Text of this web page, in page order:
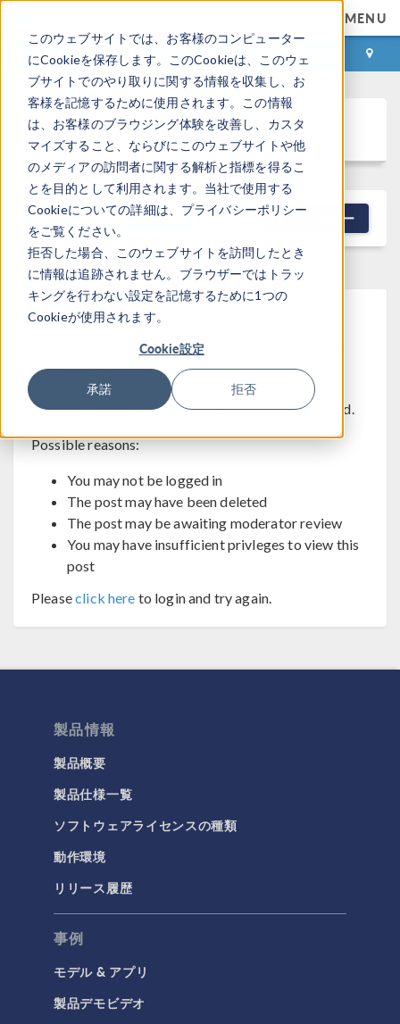
このウェブサイトでは、お客様のコンピューター
にCookieを保存します。このCookieは、このウェ
ブサイトでのやり取りに関する情報を収集し、お
客様を記憶するために使用されます。この情報
は、お客様のブラウジング体験を改善し、カスタ
マイズすること、ならびにこのウェブサイトや他
のメディアの訪問者に関する解析と指標を得るこ
とを目的として利用されます。当社で使用する
Cookieについての詳細は、プライバシーポリシー
をご覧ください。
拒否した場合、このウェブサイトを訪問したとき
に情報は追跡されません。ブラウザーではトラッ
キングを行わない設定を記憶するために1つの
Cookieが使用されます。
Cookie設定
承諾 拒否
MENU
ログイン お問い合わせ
Discussion Forum
NEW DISCUSSION フィルター
This forum post cannot be
viewed
The post you are trying to view cannot be displayed.
Possible reasons:
You may not be logged in
The post may have been deleted
The post may be awaiting moderator review
You may have insufficient privleges to view this
post
Pleaseclick here to login and try again.
製品情報
製品概要
製品仕様一覧
ソフトウェアライセンスの種類
動作環境
リリース履歴
事例
モデル & アプリ
製品デモビデオ